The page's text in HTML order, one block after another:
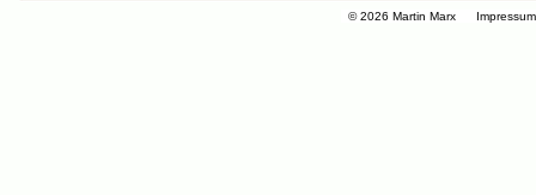
© 2026 Martin Marx